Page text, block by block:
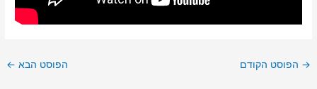
→ הפוסט הקודם הפוסט הבא ←